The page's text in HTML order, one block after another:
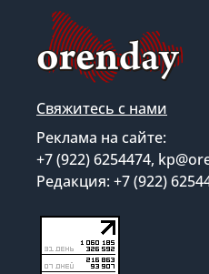
Свяжитесь с нами
Реклама на сайте:
+7 (922) 6254474,
Редакция: +7 (922)